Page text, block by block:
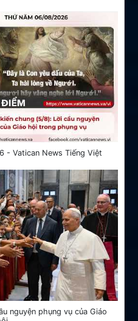
- Vatican News Tiếng Việt
nguyện phụng vụ của Giáo